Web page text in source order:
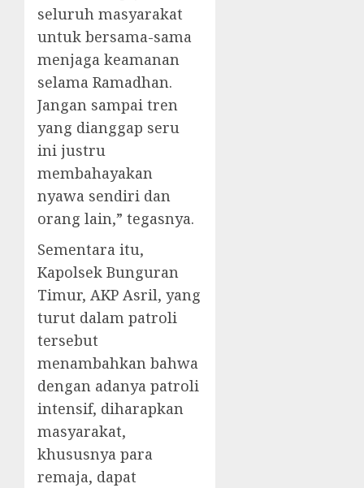
seluruh masyarakat
untuk bersama-sama
menjaga keamanan
selama Ramadhan.
Jangan sampai tren
yang dianggap seru
ini justru
membahayakan
nyawa sendiri dan
orang lain,” tegasnya.
Sementara itu,
Kapolsek Bunguran
Timur, AKP Asril, yang
turut dalam patroli
tersebut
menambahkan bahwa
dengan adanya patroli
intensif, diharapkan
masyarakat,
khususnya para
remaja, dapat